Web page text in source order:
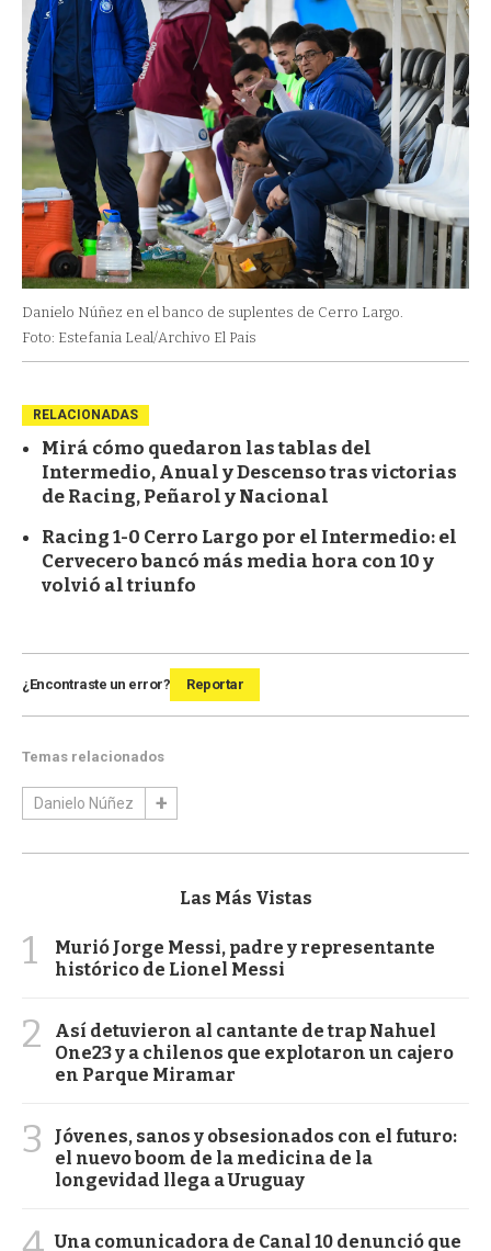
Danielo Núñez en el banco de suplentes de Cerro Largo.
Foto: Estefania Leal/Archivo El Pais
RELACIONADAS
Mirá cómo quedaron las tablas del
Intermedio, Anual y Descenso tras victorias
de Racing, Peñarol y Nacional
Racing 1-0 Cerro Largo por el Intermedio: el
Cervecero bancó más media hora con 10 y
volvió al triunfo
¿Encontraste un error? Reportar
Temas relacionados
Danielo Núñez
Las Más Vistas
1
Murió Jorge Messi, padre y representante
histórico de Lionel Messi
2
Así detuvieron al cantante de trap Nahuel
One23 y a chilenos que explotaron un cajero
en Parque Miramar
3
Jóvenes, sanos y obsesionados con el futuro:
el nuevo boom de la medicina de la
longevidad llega a Uruguay
Una comunicadora de Canal 10 denunció que